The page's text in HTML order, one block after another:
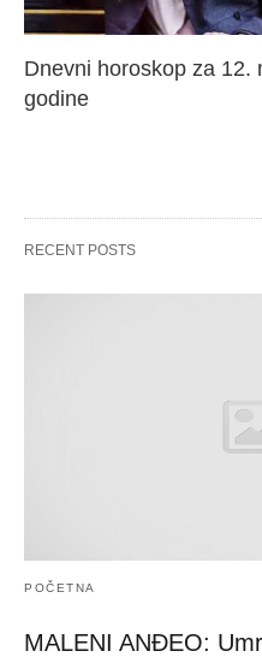
Dnevni horoskop za 12.
godine
RECENT POSTS
POČETNA
MALENI ANĐEO: